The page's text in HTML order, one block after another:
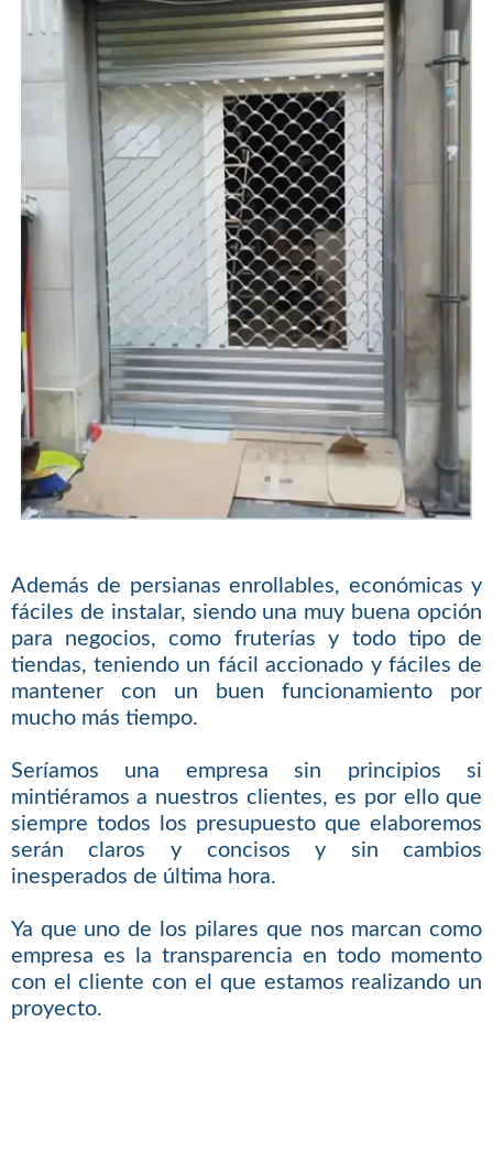
Además de persianas enrollables, económicas y
fáciles de instalar, siendo una muy buena opción
para negocios, como fruterías y todo tipo de
tiendas, teniendo un fácil accionado y fáciles de
mantener con un buen funcionamiento por
mucho más tiempo.
Seríamos una empresa sin principios si
mintiéramos a nuestros clientes, es por ello que
siempre todos los presupuesto que elaboremos
serán claros y concisos y sin cambios
inesperados de última hora.
Ya que uno de los pilares que nos marcan como
empresa es la transparencia en todo momento
con el cliente con el que estamos realizando un
proyecto.